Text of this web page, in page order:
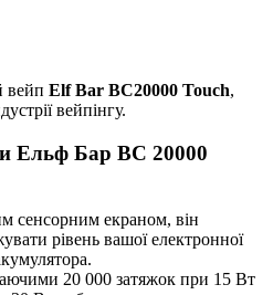
вейп Elf Bar BC20000 Touch,
вейпінгу.
Ельф Бар ВС 20000
сенсорним екраном, він
рівень вашої електронної
20 000 затяжок при 15 Вт